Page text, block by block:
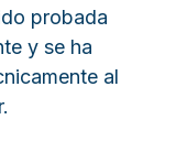
probada
y se ha
al